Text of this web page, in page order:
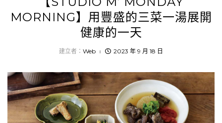
MORNING】用豐盛的三菜一湯展開
健康的一天
建立者： Web 2023 年 9 月 18 日